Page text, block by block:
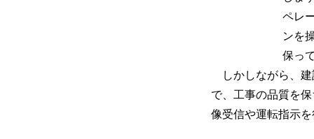
ペレ
ンを
保っ
しかしながら、建
で、工事の品質を
像受信や運転指示